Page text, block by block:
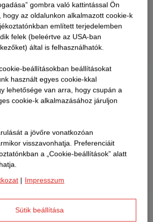
gombra való kattintással Ön
hogy az oldalunkon alkalmazott cookie-k
említett terjedelemben
felek (beleértve az USA-ban
által is felhasználhatók.
beállításokban beállításokat
használt egyes cookie-kkal
lehetősége van arra, hogy csupán a
cookie-k alkalmazásához járuljon
a jövőre vonatkozóan
visszavonhatja. Preferenciáit
a „Cookie-beállítások” alatt
| Impresszum
Sütik beállítása